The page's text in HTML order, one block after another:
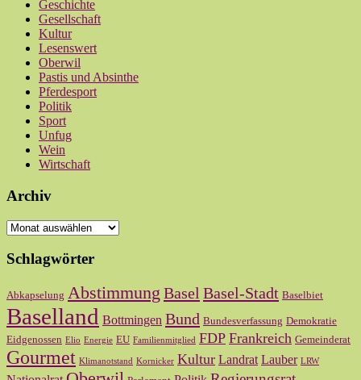
Geschichte
Gesellschaft
Kultur
Lesenswert
Oberwil
Pastis und Absinthe
Pferdesport
Politik
Sport
Unfug
Wein
Wirtschaft
Archiv
Archiv
Schlagwörter
Abkapselung Abstimmung Basel Basel-Stadt Baselbiet
Baselland Bottmingen Bund Bundesverfassung Demokratie
Eidgenossen Elio Energie EU Familienmitglied FDP Frankreich Gemeinderat
Gourmet Klimanotstand Kornicker Kultur Landrat Lauber LRW